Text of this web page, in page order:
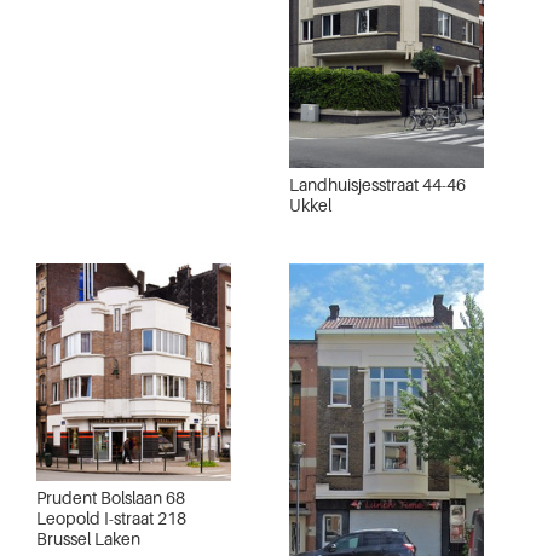
Landhuisjesstraat 44-46
Ukkel
Prudent Bolslaan 68
Leopold I-straat 218
Brussel Laken